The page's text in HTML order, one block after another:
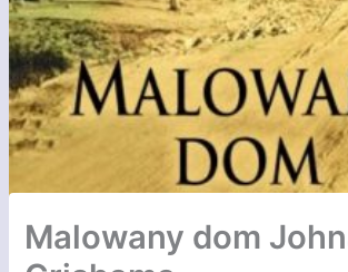
Malowany dom